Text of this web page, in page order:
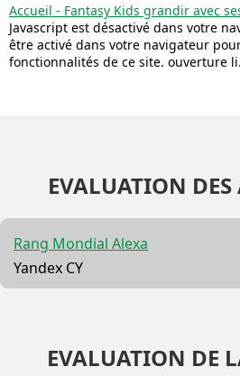
Accueil - Fantasy Kids grandir avec
Javascript est désactivé dans votre
être activé dans votre navigateur
fonctionnalités de ce site. ouverture
EVALUATION DES
Rang Mondial Alexa
Yandex CY
EVALUATION DE